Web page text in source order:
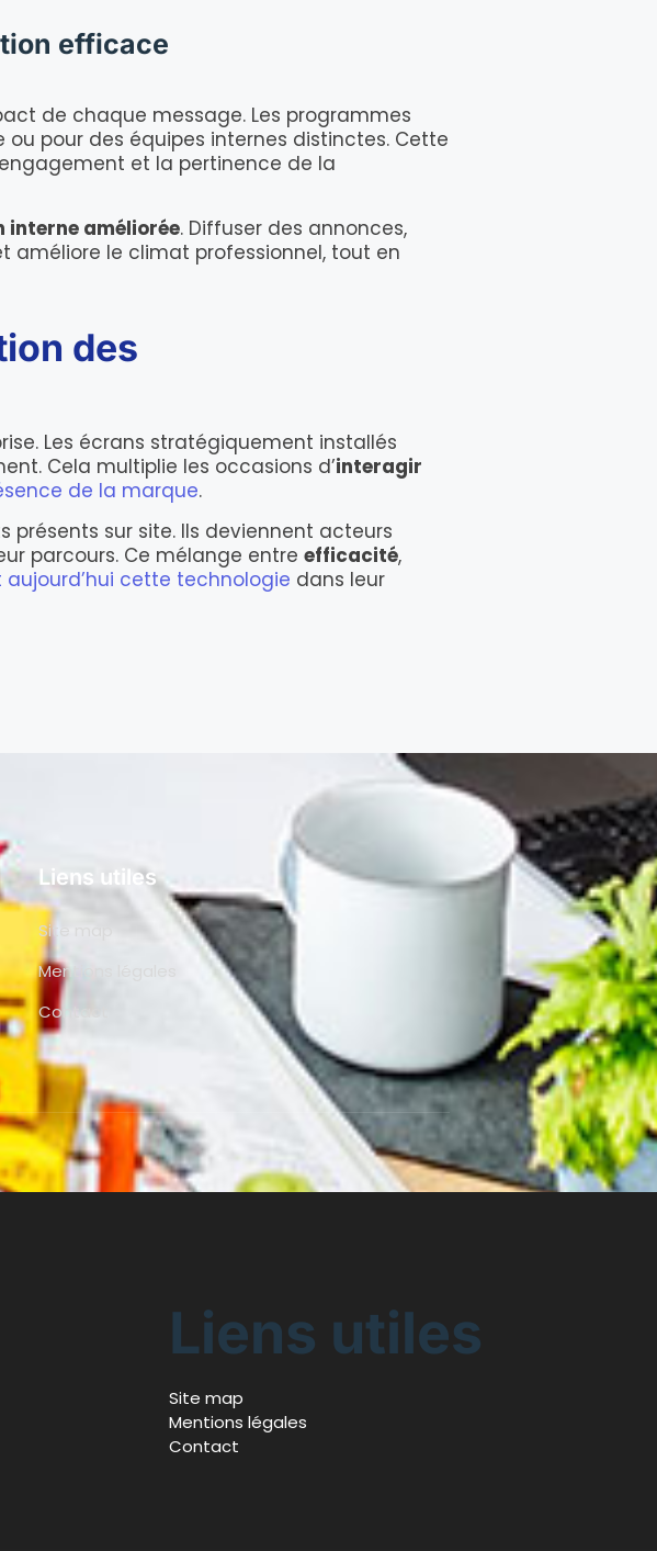
efficace
de chaque message. Les programmes
pour des équipes internes distinctes. Cette
et la pertinence de la
améliorée. Diffuser des annonces,
améliore le climat professionnel, tout en
des
Les écrans stratégiquement installés
Cela multiplie les occasions d’interagir
de la marque.
présents sur site. Ils deviennent acteurs
parcours. Ce mélange entre efficacité,
cette technologie dans leur
Liens utiles
Site map
Mentions légales
Contact
Liens utiles
Site map
Mentions légales
Contact